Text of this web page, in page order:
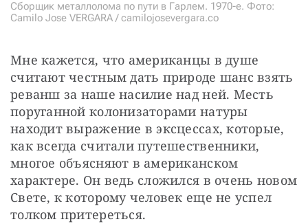
Сборщик металлолома по пути в Гарлем. 1970-е. Фото:
Camilo Jose VERGARA / camilojosevergara.co
Мне кажется, что американцы в душе
считают честным дать природе шанс взять
реванш за наше насилие над ней. Месть
поруганной колонизаторами натуры
находит выражение в эксцессах, которые,
как всегда считали путешественники,
многое объясняют в американском
характере. Он ведь сложился в очень новом
Свете, к которому человек еще не успел
толком притереться.